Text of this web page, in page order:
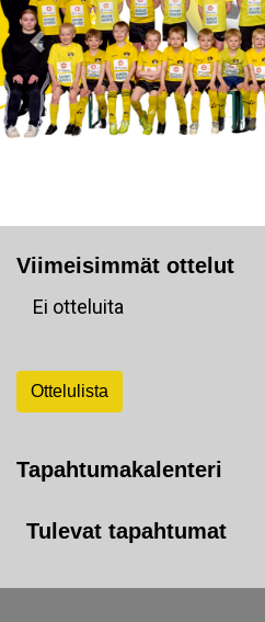
Previous
Viimeisimmät ottelut
Ei otteluita
Ottelulista
Tapahtumakalenteri
Tulevat tapahtumat